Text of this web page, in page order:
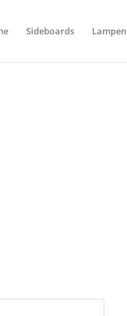
Sideboards Lampen